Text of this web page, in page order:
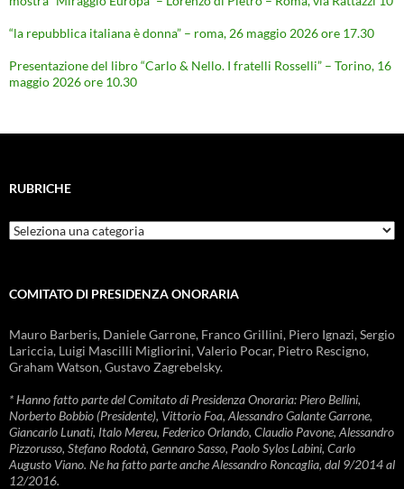
“la repubblica italiana è donna” – roma, 26 maggio 2026 ore 17.30
Presentazione del libro “Carlo & Nello. I fratelli Rosselli” – Torino, 16
maggio 2026 ore 10.30
RUBRICHE
Rubriche
COMITATO DI PRESIDENZA ONORARIA
Mauro Barberis, Daniele Garrone, Franco Grillini, Piero Ignazi, Sergio
Lariccia, Luigi Mascilli Migliorini, Valerio Pocar, Pietro Rescigno,
Graham Watson, Gustavo Zagrebelsky.
* Hanno fatto parte del Comitato di Presidenza Onoraria: Piero Bellini,
Norberto Bobbio (Presidente), Vittorio Foa, Alessandro Galante Garrone,
Giancarlo Lunati, Italo Mereu, Federico Orlando, Claudio Pavone, Alessandro
Pizzorusso, Stefano Rodotà, Gennaro Sasso, Paolo Sylos Labini, Carlo
Augusto Viano. Ne ha fatto parte anche Alessandro Roncaglia, dal 9/2014 al
12/2016.